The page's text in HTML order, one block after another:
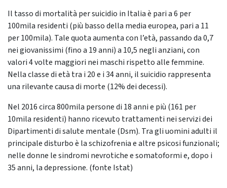
Il tasso di mortalità per suicidio in Italia è pari a 6 per
100mila residenti (più basso della media europea, pari a 11
per 100mila). Tale quota aumenta con l’età, passando da 0,7
nei giovanissimi (fino a 19 anni) a 10,5 negli anziani, con
valori 4 volte maggiori nei maschi rispetto alle femmine.
Nella classe di età tra i 20 e i 34 anni, il suicidio rappresenta
una rilevante causa di morte (12% dei decessi).
Nel 2016 circa 800mila persone di 18 anni e più (161 per
10mila residenti) hanno ricevuto trattamenti nei servizi dei
Dipartimenti di salute mentale (Dsm). Tra gli uomini adulti il
principale disturbo è la schizofrenia e altre psicosi funzionali;
nelle donne le sindromi nevrotiche e somatoformi e, dopo i
35 anni, la depressione. (fonte Istat)